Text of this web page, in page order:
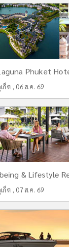
Phuket
ก็ต , 06 ส.ค. 69
& Lifestyle
ก็ต , 07 ส.ค. 69